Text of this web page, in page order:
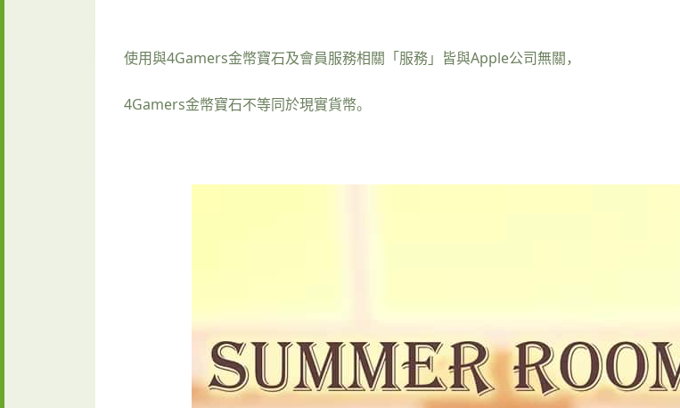
使用與4Gamers金幣寶石及會員服務相關「服務」皆與Apple公司無關，
4Gamers金幣寶石不等同於現實貨幣。